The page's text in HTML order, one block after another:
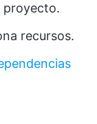
proyecto.
recursos.